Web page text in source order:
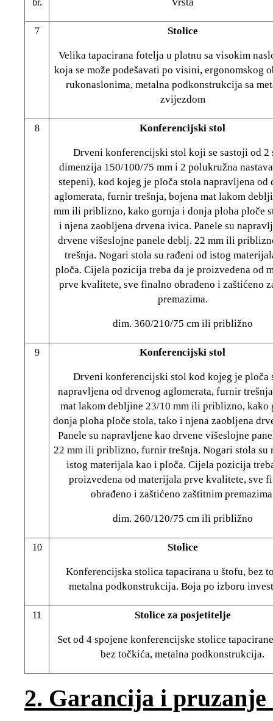
br.
7 Stolice
Velika tapacirana fotelja u platnu sa visokim
koja se može podešavati po visini, ergonomskog
rukonaslonima, metalna podkonstrukcija sa
zvijezdom
8 Konferencijski stol
Drveni konferencijski stol koji se sastoji od 2
dimenzija 150/100/75 mm i 2 polukružna
stepeni), kod kojeg je ploča stola napravljena od
aglomerata, furnir trešnja, bojena mat lakom
mm ili priblizno, kako gornja i donja ploha ploče
i njena zaobljena drvena ivica. Panele su
drvene višeslojne panele deblj. 22 mm ili
trešnja. Nogari stola su rađeni od istog
ploča. Cijela pozicija treba da je proizvedena od
prve kvalitete, sve finalno obrađeno i zaštićeno
premazima.
dim. 360/210/75 cm ili približno
9 Konferencijski stol
Drveni konferencijski stol kod kojeg je ploča
napravljena od drvenog aglomerata, furnir
mat lakom debljine 23/10 mm ili priblizno, kako
donja ploha ploče stola, tako i njena zaobljena
Panele su napravljene kao drvene višeslojne
22 mm ili priblizno, furnir trešnja. Nogari stola su
istog materijala kao i ploča. Cijela pozicija
proizvedena od materijala prve kvalitete, sve
obrađeno i zaštićeno zaštitnim
dim. 260/120/75 cm ili približno
10 Stolice
Konferencijska stolica tapacirana u štofu, bez
metalna podkonstrukcija. Boja po izboru
11 Stolice za posjetitelje
Set od 4 spojene konferencijske stolice
bez točkića, metalna podkonstrukcija.
2. Garancija i pruzanje